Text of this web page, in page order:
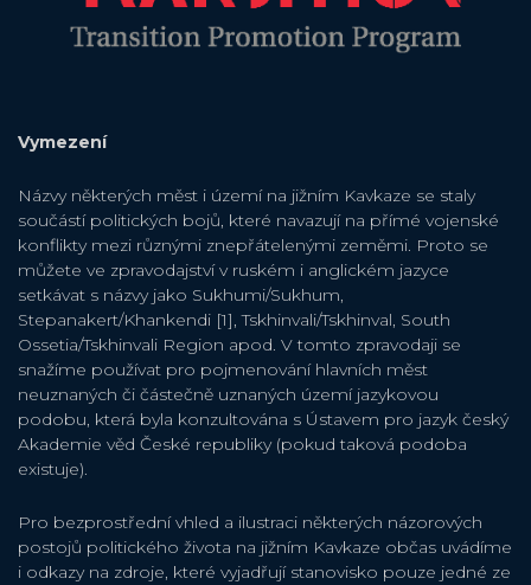
Vymezení
Názvy některých měst i území na jižním Kavkaze se staly
součástí politických bojů, které navazují na přímé vojenské
konflikty mezi různými znepřátelenými zeměmi. Proto se
můžete ve zpravodajství v ruském i anglickém jazyce
setkávat s názvy jako Sukhumi/Sukhum,
Stepanakert/Khankendi [1], Tskhinvali/Tskhinval, South
Ossetia/Tskhinvali Region apod. V tomto zpravodaji se
snažíme používat pro pojmenování hlavních měst
neuznaných či částečně uznaných území jazykovou
podobu, která byla konzultována s Ústavem pro jazyk český
Akademie věd České republiky (pokud taková podoba
existuje).
Pro bezprostřední vhled a ilustraci některých názorových
postojů politického života na jižním Kavkaze občas uvádíme
i odkazy na zdroje, které vyjadřují stanovisko pouze jedné ze